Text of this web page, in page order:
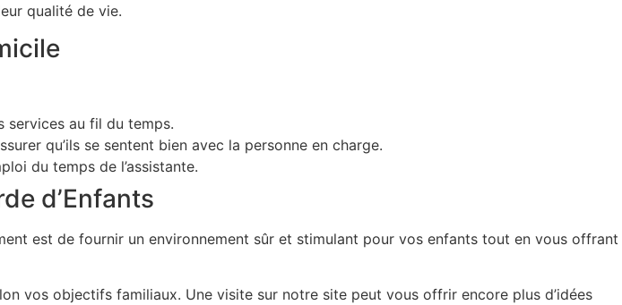
qualité de vie.
services au fil du temps.
qu’ils se sentent bien avec la personne en charge.
du temps de l’assistante.
d’Enfants
est de fournir un environnement sûr et stimulant pour vos enfants tout en vous offrant
vos objectifs familiaux. Une visite sur notre site peut vous offrir encore plus d’idées